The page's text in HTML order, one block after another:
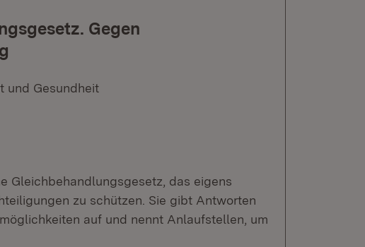
Gegen
und Gesundheit
Gleichbehandlungsgesetz, das eigens
zu schützen. Sie gibt Antworten
auf und nennt Anlaufstellen, um